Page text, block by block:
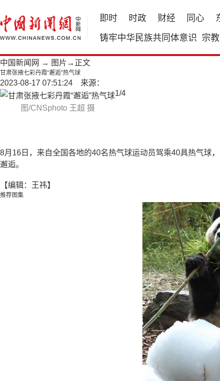
即时 时政 财经 同心
铸牢中华民族共同体意识 宗教
中国新闻网 → 图片 →正文
甘肃张掖七彩丹霞“邂逅”热气球
2023-08-17 07:51:24 来源：
图/CNSphoto 王超 摄
1/4
8月16日，来自全国各地的40名热气球运动员驾乘40具热气球
邂逅。
【编辑：王祎】
推荐图集